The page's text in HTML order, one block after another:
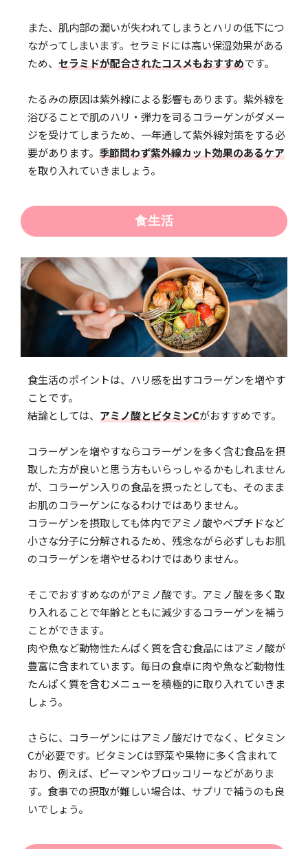
また、肌内部の潤いが失われてしまうとハリの低下につ
ながってしまいます。セラミドには高い保湿効果がある
ため、 セラミドが配合されたコスメもおすすめです。
たるみの原因は紫外線による影響もあります。紫外線を
浴びることで肌のハリ・弾力を司るコラーゲンがダメー
ジを受けてしまうため、一年通して紫外線対策をする必
要があります。 季節問わず紫外線カット効果のあるケア
を取り入れていきましょう。
食生活
食生活のポイントは、ハリ感を出すコラーゲンを増やす
ことです。
結論としては、 アミノ酸とビタミンCがおすすめです。
コラーゲンを増やすならコラーゲンを多く含む食品を摂
取した方が良いと思う方もいらっしゃるかもしれません
が、コラーゲン入りの食品を摂ったとしても、そのまま
お肌のコラーゲンになるわけではありません。
コラーゲンを摂取しても体内でアミノ酸やペプチドなど
小さな分子に分解されるため、残念ながら必ずしもお肌
のコラーゲンを増やせるわけではありません。
そこでおすすめなのがアミノ酸です。アミノ酸を多く取
り入れることで年齢とともに減少するコラーゲンを補う
ことができます。
肉や魚など動物性たんぱく質を含む食品にはアミノ酸が
豊富に含まれています。毎日の食卓に肉や魚など動物性
たんぱく質を含むメニューを積極的に取り入れていきま
しょう。
さらに、コラーゲンにはアミノ酸だけでなく、ビタミン
Cが必要です。ビタミンCは野菜や果物に多く含まれて
おり、例えば、ピーマンやブロッコリーなどがありま
す。食事での摂取が難しい場合は、サプリで補うのも良
いでしょう。